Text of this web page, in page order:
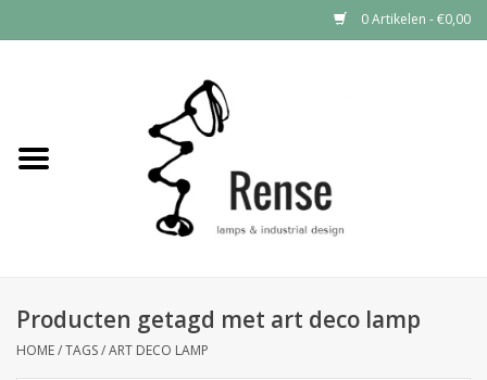
0 Artikelen - €0,00
Industrial lamps
Producten getagd met art deco lamp
HOME/TAGS/ART DECO LAMP